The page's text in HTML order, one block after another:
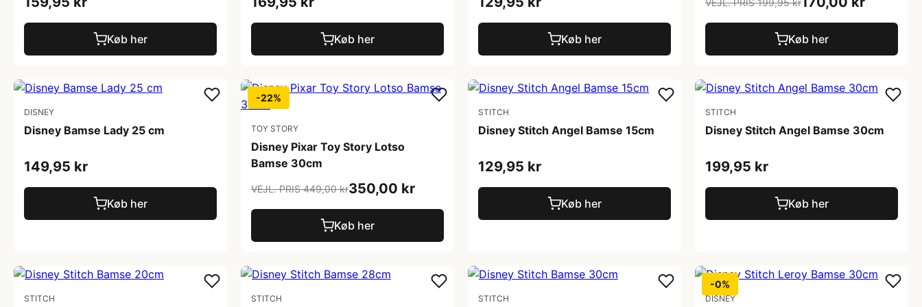
Køb her Køb her Køb her Køb her
DISNEY
Disney Bamse Lady 25 cm
149,95 kr
Køb her
-22%
TOY STORY
Disney Pixar Toy Story Lotso
Bamse 30cm
VEJL. PRIS 449,00 kr350,00 kr
Køb her
STITCH
Disney Stitch Angel Bamse 15cm
129,95 kr
Køb her
STITCH
Disney Stitch Angel Bamse 30cm
199,95 kr
Køb her
STITCH STITCH STITCH
-0%
DISNEY